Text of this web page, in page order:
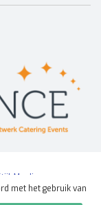
Media
|Sitemap |
met het gebruik van